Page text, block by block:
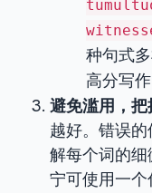
种句式
高分写作
避免滥用，把
越好。错误
解每个词的细
宁可使用一个